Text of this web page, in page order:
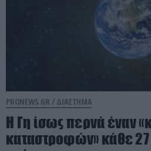
PRONEWS.GR / ΔΙΑΣΤΗΜΑ
Η Γη ίσως περνά έναν
καταστροφών» κάθε